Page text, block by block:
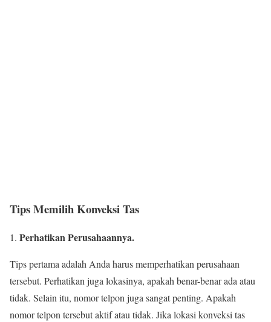
Tips Memilih Konveksi Tas
Perhatikan Perusahaannya.
Tips pertama adalah Anda harus memperhatikan perusahaan
tersebut. Perhatikan juga lokasinya, apakah benar-benar ada atau
tidak. Selain itu, nomor telpon juga sangat penting. Apakah
nomor telpon tersebut aktif atau tidak. Jika lokasi konveksi tas